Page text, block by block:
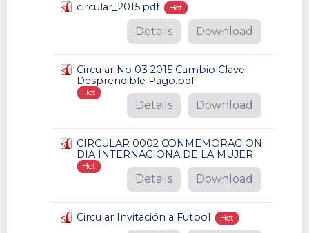
circular_2015.pdf Hot
Download
Details
Circular No 03 2015 Cambio Clave
Desprendible Pago.pdf
Hot
Download
Details
CIRCULAR 0002 CONMEMORACION
DIA INTERNACIONA DE LA MUJER
Hot
Download
Details
Circular Invitación a Futbol Hot